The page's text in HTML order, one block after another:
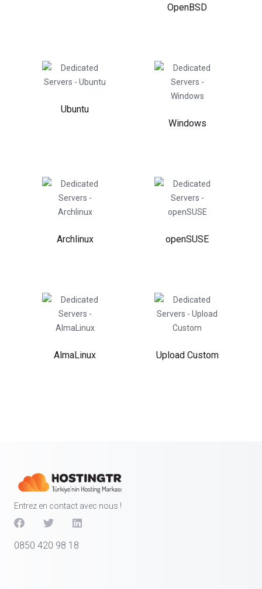
OpenBSD
Ubuntu
Windows
Archlinux openSUSE
AlmaLinux Upload Custom
Entrez en contact avec nous !
0850 420 98 18